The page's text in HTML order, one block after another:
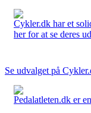
Cykler.dk har et
her for at se deres
Se udvalget på
Pedalatleten.dk er